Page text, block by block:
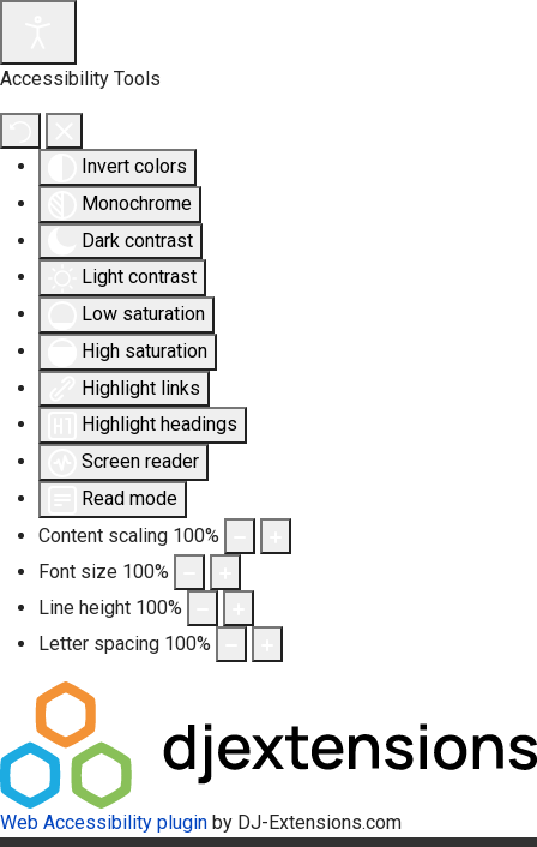
Accessibility Tools
Invert colors
Monochrome
Dark contrast
Light contrast
Low saturation
High saturation
Highlight links
Highlight headings
Screen reader
Read mode
Content scaling 100%
Font size 100%
Line height 100%
Letter spacing 100%
Web Accessibility plugin by DJ-Extensions.com